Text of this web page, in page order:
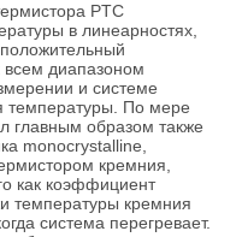
PTC
в линеарностях,
диапазоном
и системе
температуры. По мере
главным образом также
monocrystalline,
кремния,
как коэффициент
температуры кремния
система перегревает.